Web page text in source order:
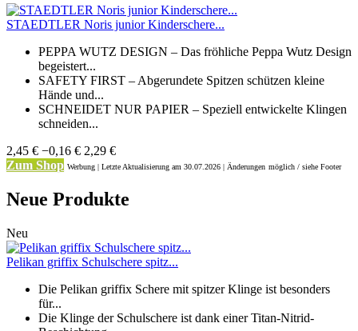
STAEDTLER Noris junior Kinderschere...
PEPPA WUTZ DESIGN – Das fröhliche Peppa Wutz Design
begeistert...
SAFETY FIRST – Abgerundete Spitzen schützen kleine
Hände und...
SCHNEIDET NUR PAPIER – Speziell entwickelte Klingen
schneiden...
2,45 € −0,16 € 2,29 €
Zum Shop Werbung | Letzte Aktualisierung am 30.07.2026 | Änderungen möglich / siehe Footer
Neue Produkte
Neu
Pelikan griffix Schulschere spitz...
Die Pelikan griffix Schere mit spitzer Klinge ist besonders
für...
Die Klinge der Schulschere ist dank einer Titan-Nitrid-